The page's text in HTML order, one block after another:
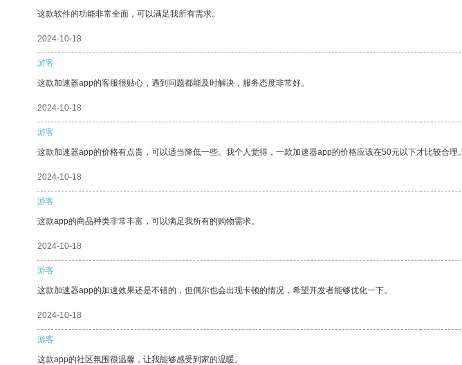
这款软件的功能非常全面，可以满足我所有需求。
2024-10-18
游客
这款加速器app的客服很贴心，遇到问题都能及时解决，服务态度非常好。
2024-10-18
游客
这款加速器app的价格有点贵，可以适当降低一些。我个人觉得，一款加速器app的价格应该在50元以下才比较合理。
2024-10-18
游客
这款app的商品种类非常丰富，可以满足我所有的购物需求。
2024-10-18
游客
这款加速器app的加速效果还是不错的，但偶尔也会出现卡顿的情况，希望开发者能够优化一下。
2024-10-18
游客
这款app的社区氛围很温馨，让我能够感受到家的温暖。